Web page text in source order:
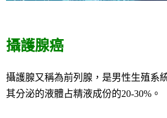
攝護腺癌
攝護腺又稱為前列腺，是男性生殖系
其分泌的液體占精液成份的20-30%。